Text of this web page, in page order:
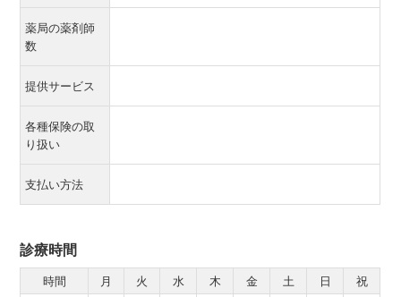
薬局の薬剤師
数
提供サービス
各種保険の取
り扱い
支払い方法
診療時間
時間 月 火 水 木 金 土 日
祝